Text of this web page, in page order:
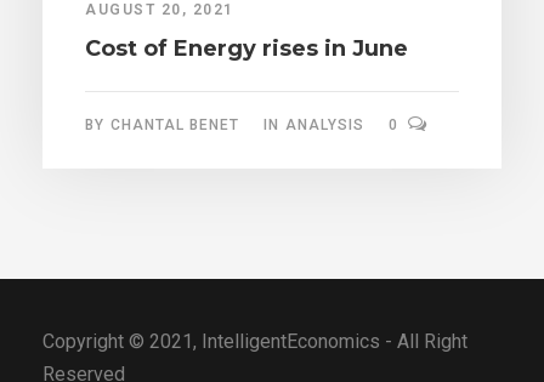
AUGUST 20, 2021
Cost of Energy rises in June
BY CHANTAL BENET IN ANALYSIS 0
Copyright © 2021, IntelligentEconomics - All Right
Reserved